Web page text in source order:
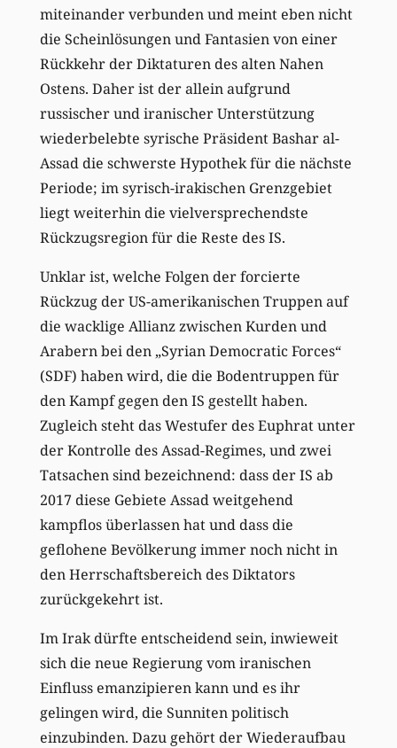
miteinander verbunden und meint eben nicht
die Scheinlösungen und Fantasien von einer
Rückkehr der Diktaturen des alten Nahen
Ostens. Daher ist der allein aufgrund
russischer und iranischer Unterstützung
wiederbelebte syrische Präsident Bashar al-
Assad die schwerste Hypothek für die nächste
Periode; im syrisch-irakischen Grenzgebiet
liegt weiterhin die vielversprechendste
Rückzugsregion für die Reste des IS.
Unklar ist, welche Folgen der forcierte
Rückzug der US-amerikanischen Truppen auf
die wacklige Allianz zwischen Kurden und
Arabern bei den „Syrian Democratic Forces“
(SDF) haben wird, die die Bodentruppen für
den Kampf gegen den IS gestellt haben.
Zugleich steht das Westufer des Euphrat unter
der Kontrolle des Assad-Regimes, und zwei
Tatsachen sind bezeichnend: dass der IS ab
2017 diese Gebiete Assad weitgehend
kampflos überlassen hat und dass die
geflohene Bevölkerung immer noch nicht in
den Herrschaftsbereich des Diktators
zurückgekehrt ist.
Im Irak dürfte entscheidend sein, inwieweit
sich die neue Regierung vom iranischen
Einfluss emanzipieren kann und es ihr
gelingen wird, die Sunniten politisch
einzubinden. Dazu gehört der Wiederaufbau